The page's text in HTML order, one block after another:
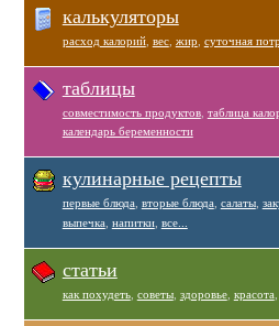
калькуляторы
расход калорий, вес, жир суточная
таблицы
совместимость продуктов, таблица
календарь беременности
кулинарные рецепты
первые блюда вторые блюда салаты,
выпечка напитки, все...
статьи
как похудеть, советы, здоровье, красота